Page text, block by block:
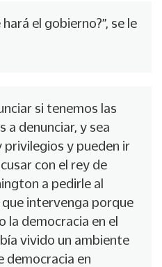
hará el gobierno?”, se le
si tenemos las
a denunciar, y sea
privilegios y pueden ir
con el rey de
a pedirle al
intervenga porque
la democracia en el
vivido un ambiente
democracia en